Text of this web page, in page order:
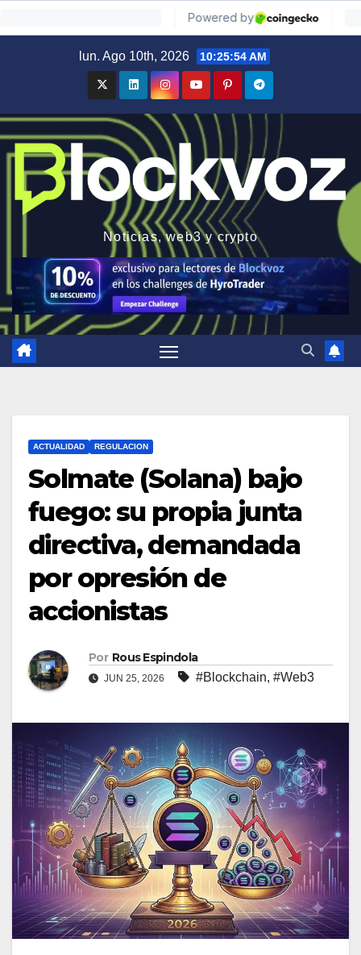
lun. Ago 10th, 2026 10:25:55 AM
Noticias, web3 y crypto
ACTUALIDAD REGULACION
Solmate (Solana) bajo
fuego: su propia junta
directiva, demandada
por opresión de
accionistas
Por Rous Espindola
JUN 25, 2026 #Blockchain, #Web3